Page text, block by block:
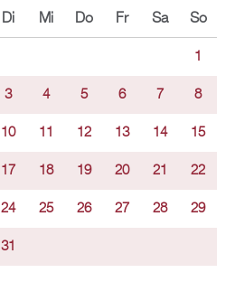
Di Mi Do Fr Sa So
1
3 4 5 6 7 8
10 11 12 13 14 15
17 18 19 20 21 22
24 25 26 27 28 29
31